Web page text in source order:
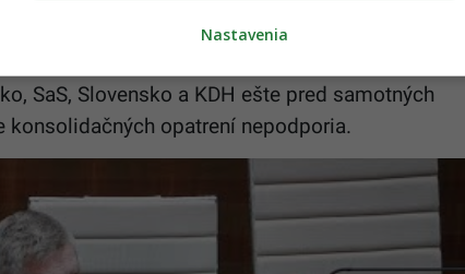
mýta. Za hlasovalo 79 poslancov. Zmeny sa
a tzv. rodičovského dôchodku a ďalších vecí.
SaS, Slovensko a KDH ešte pred samotných
konsolidačných opatrení nepodporia.
Nastavenia